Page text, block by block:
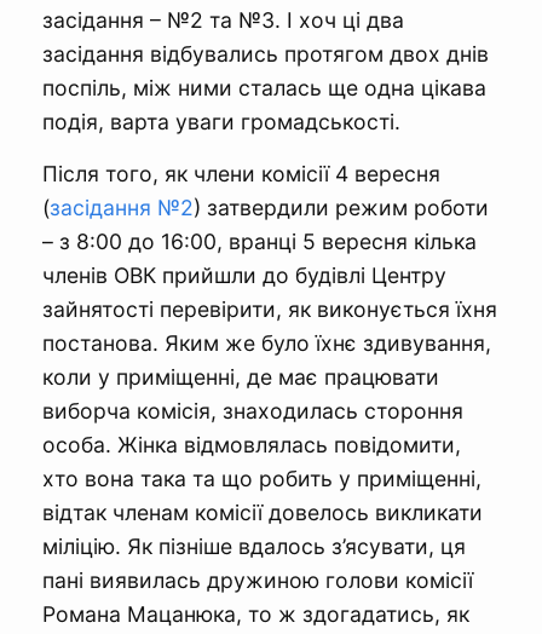
засідання – №2 та №3. І хоч ці два
засідання відбувались протягом двох днів
поспіль, між ними сталась ще одна цікава
подія, варта уваги громадськості.
Після того, як члени комісії 4 вересня
(засідання №2) затвердили режим роботи
– з 8:00 до 16:00, вранці 5 вересня кілька
членів ОВК прийшли до будівлі Центру
зайнятості перевірити, як виконується їхня
постанова. Яким же було їхнє здивування,
коли у приміщенні, де має працювати
виборча комісія, знаходилась стороння
особа. Жінка відмовлялась повідомити,
хто вона така та що робить у приміщенні,
відтак членам комісії довелось викликати
міліцію. Як пізніше вдалось з’ясувати, ця
пані виявилась дружиною голови комісії
Романа Мацанюка, то ж здогадатись, як